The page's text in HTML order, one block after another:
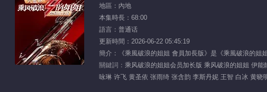
地區：內地
本集時長：68:00
語言：普通话
更新時間：2026-06-22 05:45:19
簡介：《乘風破浪的姐姐 會員加長版》是《乘風破浪的姐
關鍵詞： 乘风破浪的姐姐会员加长版 乘风破浪的姐姐 伊
咏琳 许飞 黄圣依 张雨绮 张含韵 李斯丹妮 王智 白冰 黄晓